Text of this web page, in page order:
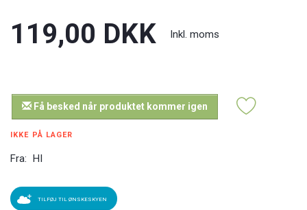
119,00 DKK Inkl. moms
Få besked når produktet kommer igen
IKKE PÅ LAGER
Fra: HI
TILFØJ TIL ØNSKESKYEN